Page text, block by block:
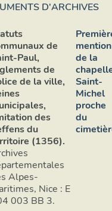
D'ARCHIVES
de
Paul,
de
de la ville,
des
du
(1356).
Alpes-
Nice : E
003 BB 3.
mention
de la
Saint-
Michel
proche
du